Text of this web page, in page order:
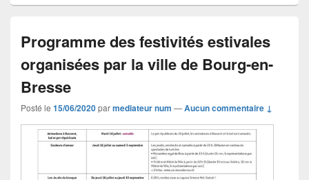
Programme des festivités estivales
organisées par la ville de Bourg-en-
Bresse
Posté le 15/06/2020parmediateur num —Aucun commentaire ↓